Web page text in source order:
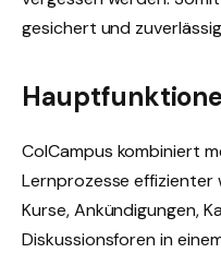
gesichert und
ColCampus kombiniert
Lernprozesse effizienter
Kurse, Ankündigungen,
Diskussionsforen in